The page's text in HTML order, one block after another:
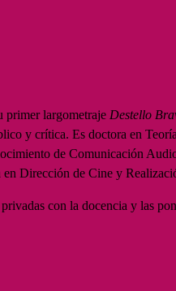
primer largometraje Destello
y crítica. Es doctora en
de Comunicación
Dirección de Cine y
con la docencia y las